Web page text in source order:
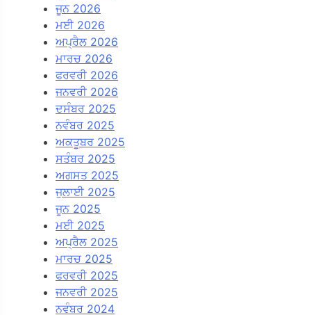
ਜੂਨ 2026
ਮਈ 2026
ਅਪ੍ਰੈਲ 2026
ਮਾਰਚ 2026
ਫਰਵਰੀ 2026
ਜਨਵਰੀ 2026
ਦਸੰਬਰ 2025
ਨਵੰਬਰ 2025
ਅਕਤੂਬਰ 2025
ਸਤੰਬਰ 2025
ਅਗਸਤ 2025
ਜੁਲਾਈ 2025
ਜੂਨ 2025
ਮਈ 2025
ਅਪ੍ਰੈਲ 2025
ਮਾਰਚ 2025
ਫਰਵਰੀ 2025
ਜਨਵਰੀ 2025
ਨਵੰਬਰ 2024